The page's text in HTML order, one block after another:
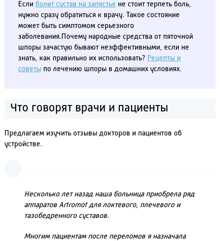
Если болит сустав на запястье не стоит терпеть боль,
нужно сразу обратиться к врачу. Такое состояние
может быть симптомом серьезного
заболевания.Почему народные средства от пяточной
шпоры зачастую бывают неэффективными, если не
знать, как правильно их использовать? Рецепты и
советыпо лечению шпоры в домашних условиях.
Что говорят врачи и пациенты
Предлагаем изучить отзывы докторов и пациентов об
устройстве.
Несколько лет назад наша больница приобрела ряд
аппаратов Artromot для локтевого, плечевого и
тазобедренного суставов.
Многим пациентам после переломов я назначала